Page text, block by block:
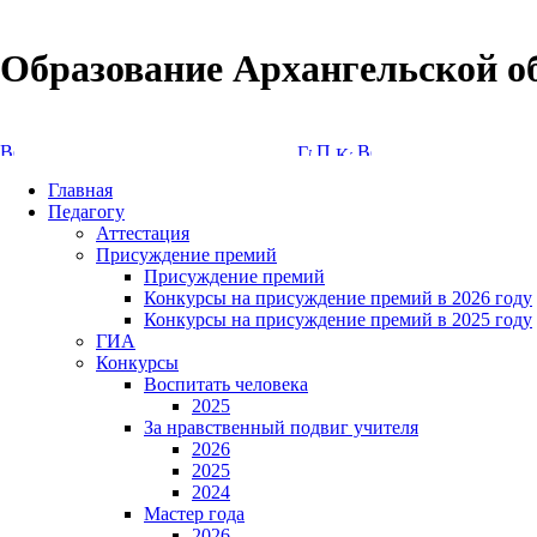
Образование Архангельской
Главная
Педагогу
Аттестация
Присуждение премий
Присуждение премий
Конкурсы на присуждение премий в 2026 году
Конкурсы на присуждение премий в 2025 году
ГИА
Конкурсы
Воспитать человека
2025
За нравственный подвиг учителя
2026
2025
2024
Мастер года